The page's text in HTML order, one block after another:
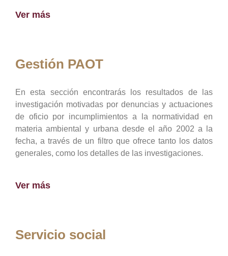
Ver más
Gestión PAOT
En esta sección encontrarás los resultados de las
investigación motivadas por denuncias y actuaciones
de oficio por incumplimientos a la normatividad en
materia ambiental y urbana desde el año 2002 a la
fecha, a través de un filtro que ofrece tanto los datos
generales, como los detalles de las investigaciones.
Ver más
Servicio social